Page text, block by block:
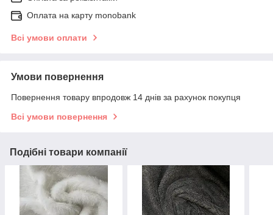
Оплата на карту monobank
Всі умови оплати
Умови повернення
Повернення товару впродовж 14 днів за рахунок покупця
Всі умови повернення
Подібні товари компанії